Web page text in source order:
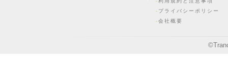
プライバシーポリシー
会社概要
©